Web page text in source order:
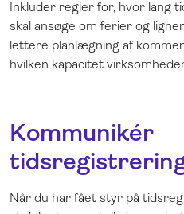
Inkluder regler for, hvor lang
skal ansøge om ferier og
lettere planlægning af
hvilken kapacitet
Kommunikér
Når du har fået styr på